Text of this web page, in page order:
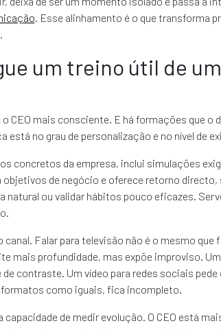
. Esse alinhamento é o que transforma
um treino útil de
CEO mais consciente. E há formações que o
está no grau de personalização e no nível de
concretos da empresa, inclui simulações
objetivos de negócio e oferece retorno
natural ou validar hábitos pouco eficazes.
canal. Falar para televisão não é o mesmo que
mais profundidade, mas expõe improviso.
de contraste. Um vídeo para redes sociais
como iguais, fica incompleto.
capacidade de medir evolução. O CEO está